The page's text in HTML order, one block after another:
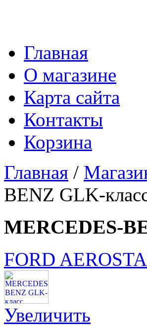
Главная
О магазине
Карта сайта
Контакты
Корзина
Главная /
BENZ GLK-
MERCEDES-
FORD
Увеличить